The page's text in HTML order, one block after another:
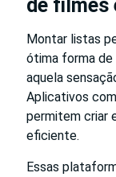
de filmes
Montar listas
ótima forma de
aquela
Aplicativos
permitem criar
eficiente.
Essas